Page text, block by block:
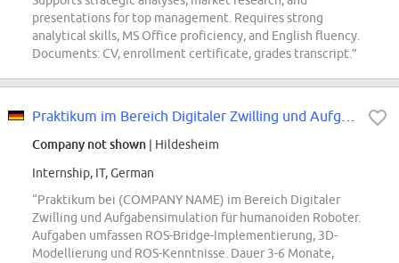
presentations for top management. Requires strong
analytical skills, MS Office proficiency, and English fluency.
Documents: CV, enrollment certificate, grades transcript.”
Company not shown | Hildesheim
Internship, IT, German
“Praktikum bei (COMPANY NAME) im Bereich Digitaler
Zwilling und Aufgabensimulation für humanoiden Roboter.
Aufgaben umfassen ROS-Bridge-Implementierung, 3D-
Modellierung und ROS-Kenntnisse. Dauer 3-6 Monate,